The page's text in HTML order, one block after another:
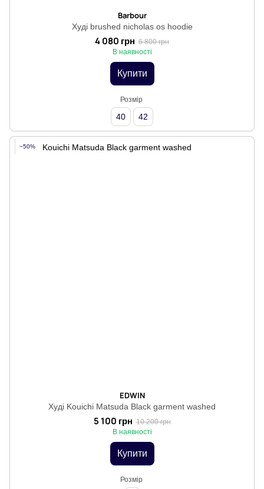
Barbour
Худі brushed nicholas os hoodie
4 080 грн 6 800 грн
В наявності
Купити
Розмір
40 42
−50%
EDWIN
Худі Kouichi Matsuda Black garment washed
5 100 грн 10 200 грн
В наявності
Купити
Розмір